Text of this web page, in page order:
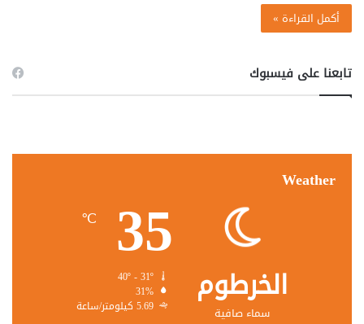
أكمل القراءة »
تابعنا على فيسبوك
Weather
الخرطوم
سماء صافية
35
℃
31%
5.69 كيلومتر/ساعة